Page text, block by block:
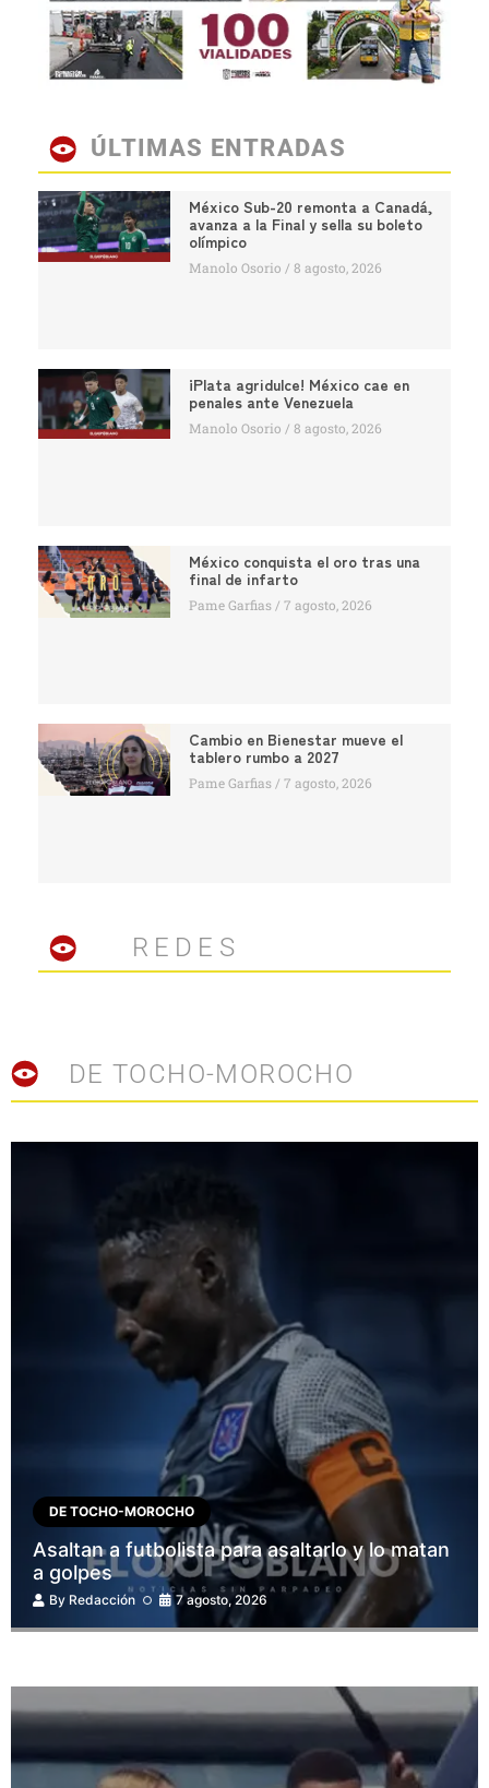
ÚLTIMAS ENTRADAS
México Sub-20 remonta a Canadá,
avanza a la Final y sella su boleto
olímpico
Manolo Osorio 8 agosto, 2026
¡Plata agridulce! México cae en
penales ante Venezuela
Manolo Osorio 8 agosto, 2026
México conquista el oro tras una
final de infarto
Pame Garfias 7 agosto, 2026
Cambio en Bienestar mueve el
tablero rumbo a 2027
Pame Garfias 7 agosto, 2026
REDES
DE TOCHO-MOROCHO
DE TOCHO-MOROCHO
Asaltan a futbolista para asaltarlo y lo matan
a golpes
By Redacción 7 agosto, 2026